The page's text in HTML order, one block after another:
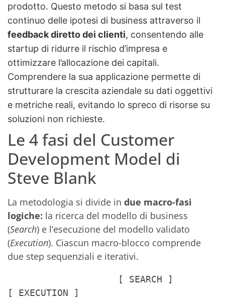
prodotto. Questo metodo si basa sul test
continuo delle ipotesi di business attraverso il
feedback diretto dei clienti, consentendo alle
startup di ridurre il rischio d’impresa e
ottimizzare l’allocazione dei capitali.
Comprendere la sua applicazione permette di
strutturare la crescita aziendale su dati oggettivi
e metriche reali, evitando lo spreco di risorse su
soluzioni non richieste.
Le 4 fasi del Customer
Development Model di
Steve Blank
La metodologia si divide in due macro-fasi
logiche: la ricerca del modello di business
(Search) e l’esecuzione del modello validato
(Execution). Ciascun macro-blocco comprende
due step sequenziali e iterativi.
[ EXECUTION ]